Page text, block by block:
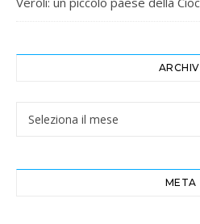
Archivi
META